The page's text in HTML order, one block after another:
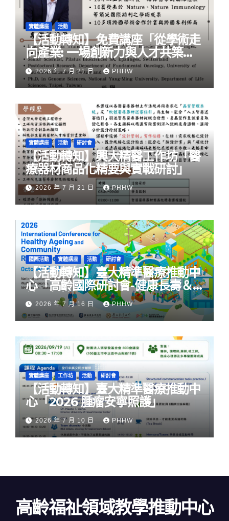
實體講座 活動
【活動轉知】免費講座「從學術走
向產業: ⼀場創新力與⼈才共築的
旅程」
2026 年 7 月 21 日 PHHW
實體講座 活動 研討會
【活動轉知】興大精醫工作坊「醫
療器材商品化精要與實戰研討」
2026 年 7 月 21 日 PHHW
國際活動 實體講座 活動 研討會
【活動轉知】臺大精準醫療推動中
心「高齡國際研討會-健康長壽＆
社區韌性」
2026 年 7 月 16 日 PHHW
實體講座 工作坊 活動 研討會
【活動轉知】臺大精準醫療推動中
心「2026 腫瘤安寧照護」
2026 年 7 月 10 日 PHHW
高齡福祉領域教學推動中心